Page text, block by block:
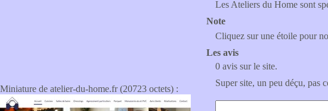
Miniature de atelier-du-home.fr (20723 octets) :
Les Ateliers du Home sont
Note
Cliquez sur une étoile pour
Les avis
0 avis sur le site.
Super site, un peu déçu, pas